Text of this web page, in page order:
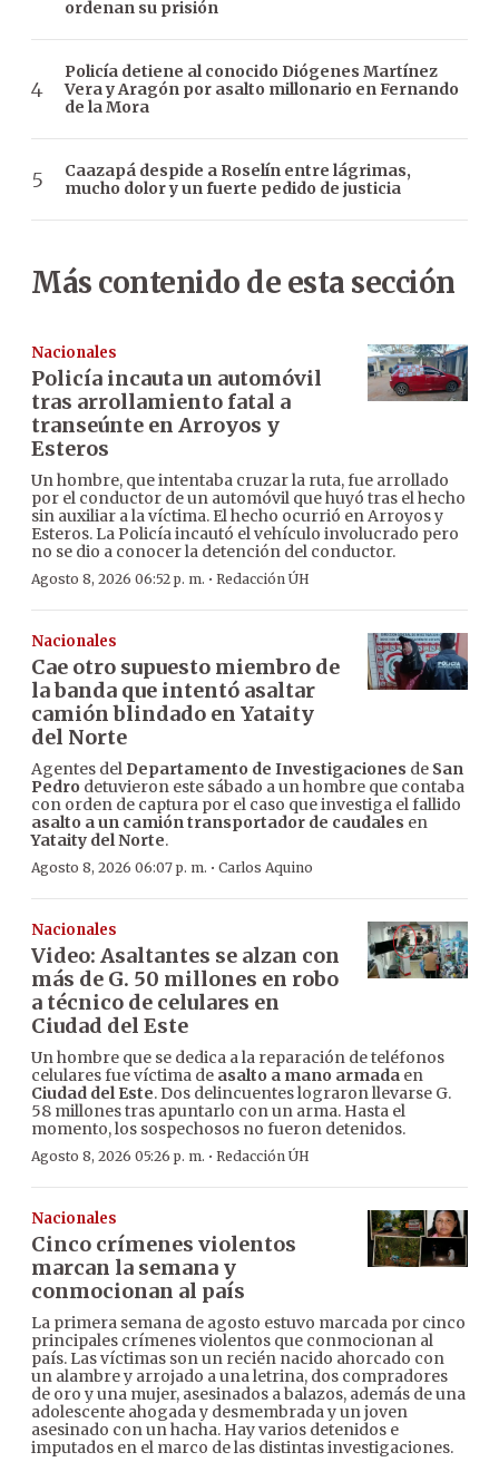
ordenan su prisión
Policía detiene al conocido Diógenes Martínez
Vera y Aragón por asalto millonario en Fernando
de la Mora
Caazapá despide a Roselín entre lágrimas,
mucho dolor y un fuerte pedido de justicia
Más contenido de esta sección
Nacionales
Policía incauta un automóvil
tras arrollamiento fatal a
transeúnte en Arroyos y
Esteros
Un hombre, que intentaba cruzar la ruta, fue arrollado
por el conductor de un automóvil que huyó tras el hecho
sin auxiliar a la víctima. El hecho ocurrió en Arroyos y
Esteros. La Policía incautó el vehículo involucrado pero
no se dio a conocer la detención del conductor.
Agosto 8, 2026 06:52 p. m. · Redacción ÚH
Nacionales
Cae otro supuesto miembro de
la banda que intentó asaltar
camión blindado en Yataity
del Norte
Agentes del Departamento de Investigaciones de San
Pedro detuvieron este sábado a un hombre que contaba
con orden de captura por el caso que investiga el fallido
asalto a un camión transportador de caudales en
Yataity del Norte.
Agosto 8, 2026 06:07 p. m. · Carlos Aquino
Nacionales
Video: Asaltantes se alzan con
más de G. 50 millones en robo
a técnico de celulares en
Ciudad del Este
Un hombre que se dedica a la reparación de teléfonos
celulares fue víctima de asalto a mano armada en
Ciudad del Este. Dos delincuentes lograron llevarse G.
58 millones tras apuntarlo con un arma. Hasta el
momento, los sospechosos no fueron detenidos.
Agosto 8, 2026 05:26 p. m. · Redacción ÚH
Nacionales
Cinco crímenes violentos
marcan la semana y
conmocionan al país
La primera semana de agosto estuvo marcada por cinco
principales crímenes violentos que conmocionan al
país. Las víctimas son un recién nacido ahorcado con
un alambre y arrojado a una letrina, dos compradores
de oro y una mujer, asesinados a balazos, además de una
adolescente ahogada y desmembrada y un joven
asesinado con un hacha. Hay varios detenidos e
imputados en el marco de las distintas investigaciones.